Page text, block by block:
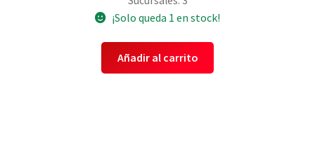
¡Solo queda 1 en stock!
Añadir al carrito